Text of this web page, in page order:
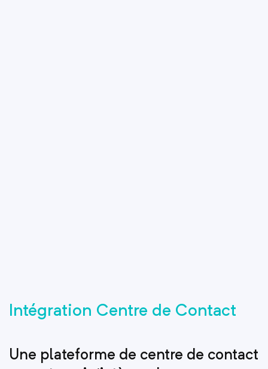
Intégration Centre de Contact
Une plateforme de centre de contact